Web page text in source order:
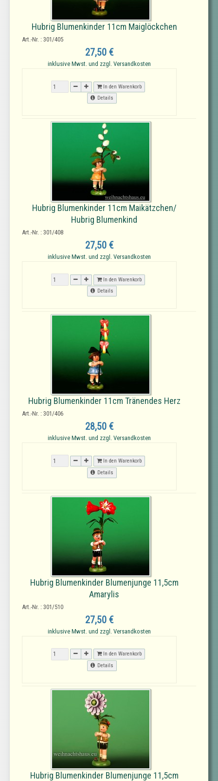
Hubrig Blumenkinder 11cm Maiglöckchen
Art.-Nr. : 301/405
27,50 €
inklusive Mwst. und zzgl. Versandkosten
In den Warenkorb
Details
Hubrig Blumenkinder 11cm Maikätzchen/
Hubrig Blumenkind
Art.-Nr. : 301/408
27,50 €
inklusive Mwst. und zzgl. Versandkosten
In den Warenkorb
Details
Hubrig Blumenkinder 11cm Tränendes Herz
Art.-Nr. : 301/406
28,50 €
inklusive Mwst. und zzgl. Versandkosten
In den Warenkorb
Details
Hubrig Blumenkinder Blumenjunge 11,5cm
Amarylis
Art.-Nr. : 301/510
27,50 €
inklusive Mwst. und zzgl. Versandkosten
In den Warenkorb
Details
Hubrig Blumenkinder Blumenjunge 11,5cm